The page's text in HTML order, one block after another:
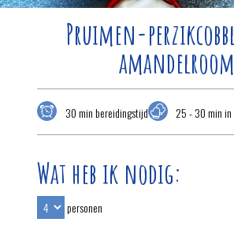
Pruimen-
amandelroom
30 min bereidingstijd 25 - 30 min in
Wat heb ik nodig:
personen